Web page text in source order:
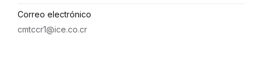
Correo electrónico
cmtccr1@ice.co.cr